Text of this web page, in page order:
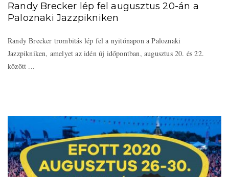
Randy Brecker lép fel augusztus 20-án a
Paloznaki Jazzpikniken
Randy Brecker trombitás lép fel a nyitónapon a Paloznaki
Jazzpikniken, amelyet az idén új időpontban, augusztus 20. és 22.
között ...